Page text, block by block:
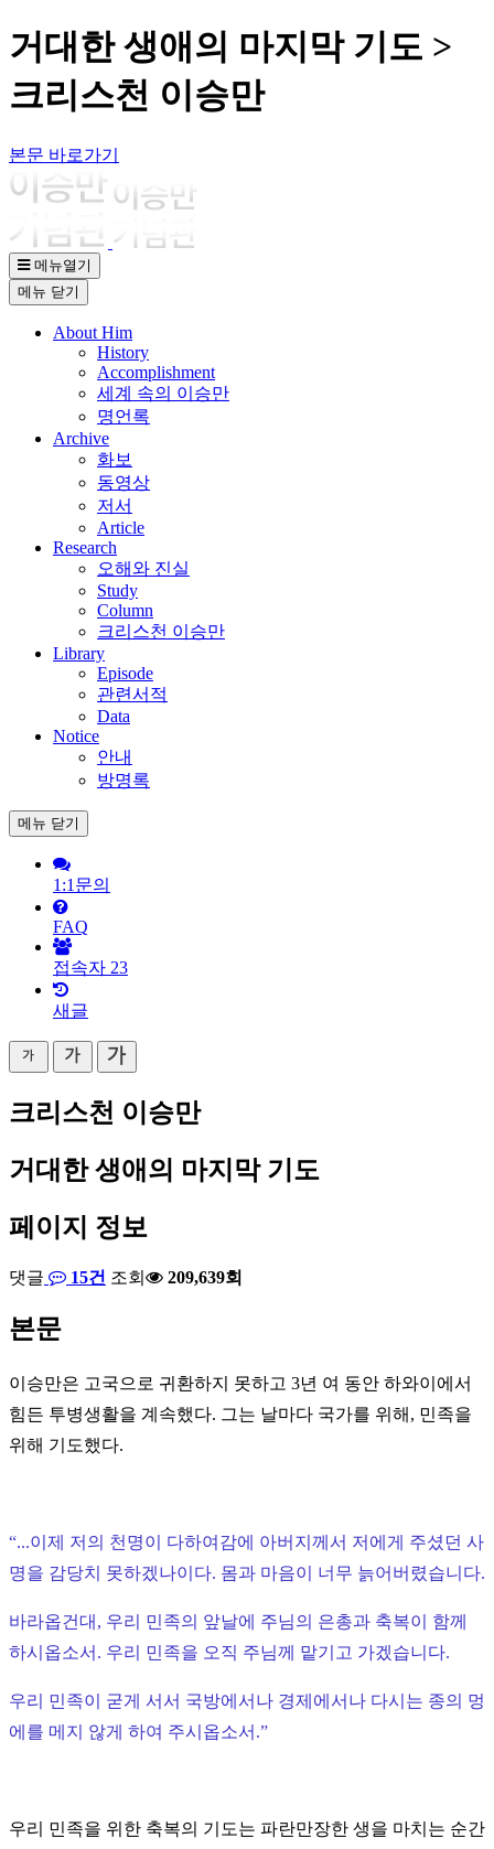
거대한 생애의 마지막 기도 >
크리스천 이승만
본문 바로가기
메뉴열기
메뉴 닫기
About Him
History
Accomplishment
세계 속의 이승만
명언록
Archive
화보
동영상
저서
Article
Research
오해와 진실
Study
Column
크리스천 이승만
Library
Episode
관련서적
Data
Notice
안내
방명록
메뉴 닫기
1:1문의
FAQ
접속자 23
새글
크리스천 이승만
거대한 생애의 마지막 기도
페이지 정보
댓글 15건 조회 209,639회
본문
이승만은 고국으로 귀환하지 못하고 3년 여 동안 하와이에서
힘든 투병생활을 계속했다. 그는 날마다 국가를 위해, 민족을
위해 기도했다.
“...이제 저의 천명이 다하여감에 아버지께서 저에게 주셨던 사
명을 감당치 못하겠나이다. 몸과 마음이 너무 늙어버렸습니다.
바라옵건대, 우리 민족의 앞날에 주님의 은총과 축복이 함께
하시옵소서. 우리 민족을 오직 주님께 맡기고 가겠습니다.
우리 민족이 굳게 서서 국방에서나 경제에서나 다시는 종의 멍
에를 메지 않게 하여 주시옵소서.”
우리 민족을 위한 축복의 기도는 파란만장한 생을 마치는 순간